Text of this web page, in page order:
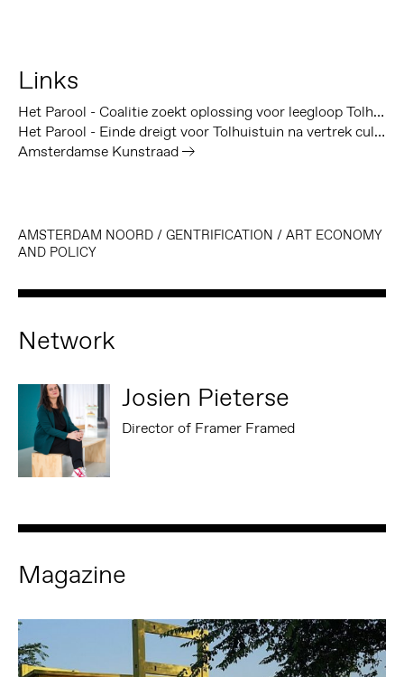
Links
Het Parool - Coalitie zoekt oplossing voor leegloop Tolhuistuin
Het Parool - Einde dreigt voor Tolhuistuin na vertrek culturele bedrijven
Amsterdamse Kunstraad
AMSTERDAM NOORD/ GENTRIFICATION / ART ECONOMY
AND POLICY
Network
Josien Pieterse
Director of Framer Framed
Magazine